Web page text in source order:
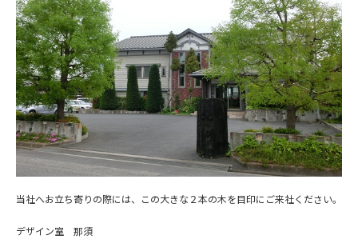
当社へお立ち寄りの際には、この大きな２本の木を目印にご来社ください。
デザイン室 那須